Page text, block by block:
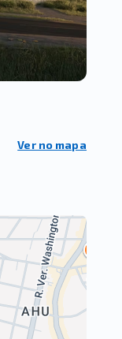
Ver no mapa